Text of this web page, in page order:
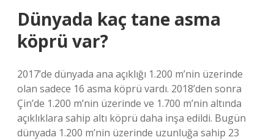
Dünyada kaç tane asma
köprü var?
2017’de dünyada ana açıklığı 1.200 m’nin üzerinde
olan sadece 16 asma köprü vardı. 2018’den sonra
Çin’de 1.200 m’nin üzerinde ve 1.700 m’nin altında
açıklıklara sahip altı köprü daha inşa edildi. Bugün
dünyada 1.200 m’nin üzerinde uzunluğa sahip 23